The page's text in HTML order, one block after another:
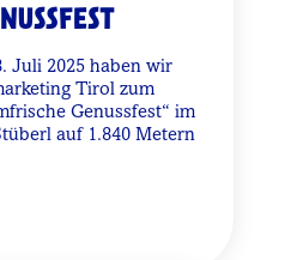
Juli 2025 haben wir
Tirol zum
Genussfest“ im
auf 1.840 Metern